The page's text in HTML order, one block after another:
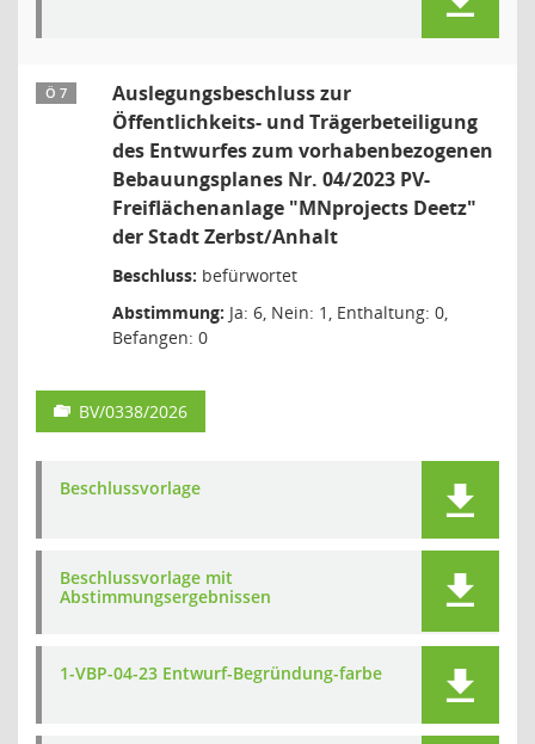
Ö 7
Auslegungsbeschluss zur
Öffentlichkeits- und Trägerbeteiligung
des Entwurfes zum vorhabenbezogenen
Bebauungsplanes Nr. 04/2023 PV-
Freiflächenanlage "MNprojects Deetz"
der Stadt Zerbst/Anhalt
Beschluss: befürwortet
Abstimmung: Ja: 6, Nein: 1, Enthaltung: 0,
Befangen: 0
BV/0338/2026
Beschlussvorlage
Beschlussvorlage mit
Abstimmungsergebnissen
1-VBP-04-23 Entwurf-Begründung-farbe